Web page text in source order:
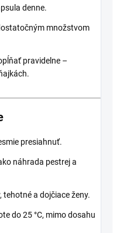
denne.
množstvom
pravidelne –
presiahnuť.
náhrada pestrej a
tehotné a dojčiace ženy.
do 25 °C, mimo dosahu